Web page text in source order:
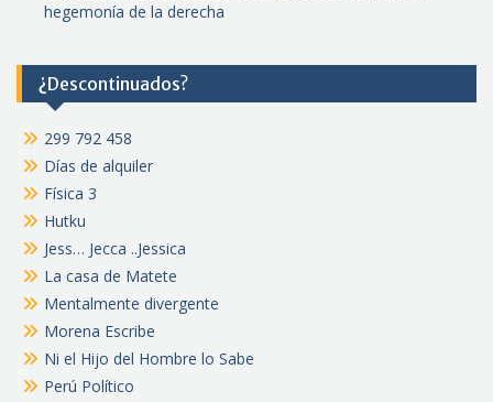
hegemonía de la derecha
¿Descontinuados?
299 792 458
Días de alquiler
Física 3
Hutku
Jess… Jecca ..Jessica
La casa de Matete
Mentalmente divergente
Morena Escribe
Ni el Hijo del Hombre lo Sabe
Perú Político